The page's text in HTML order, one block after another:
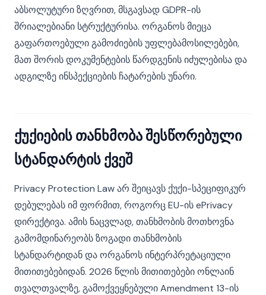
აბსოლუტური ზღვრით, მსგავსად GDPR-ის
შრიალებიანი სტრუქტურისა. ორგანოს მიეცა
გაფართოებული გამოძიების უფლებამოსილებები,
მათ შორის დოკუმენტების წარდგენის იძულებისა და
ადგილზე ინსპექციების ჩატარების უნარი.
ქუქიების თანხმობა შესწორებული
სტანდარტის ქვეშ
Privacy Protection Law არ შეიცავს ქუქი-სპეციფიკურ
დებულებას იმ ფორმით, როგორც EU-ის ePrivacy
დირექტივა. ამის ნაცვლად, თანხმობის მოთხოვნა
გამომდინარეობს ზოგადი თანხმობის
სტანდარტიდან და ორგანოს ინტერპრეტაციული
მითითებებიდან. 2026 წლის მითითებები ონლაინ
თვალთვალზე, გამოქვეყნებული Amendment 13-ის